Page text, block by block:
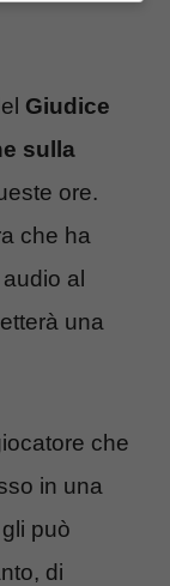
Giudice
sulla
ore.
che ha
al
una
che
in una
può
di